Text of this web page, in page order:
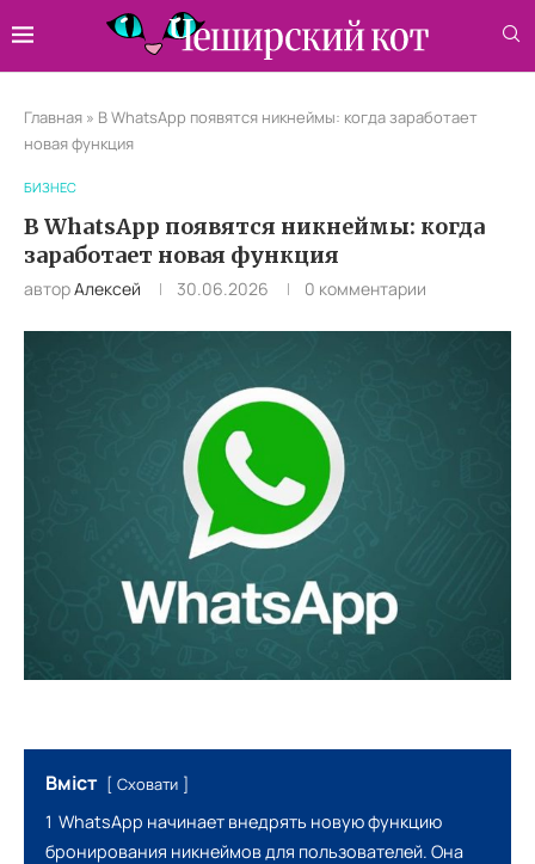
Главная » В WhatsApp появятся никнеймы: когда заработает
новая функция
БИЗНЕС
В WhatsApp появятся никнеймы: когда
заработает новая функция
авторАлексей 30.06.2026 0 комментарии
Вміст Сховати
1 WhatsApp начинает внедрять новую функцию
бронирования никнеймов для пользователей. Она